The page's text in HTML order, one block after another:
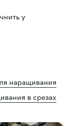
у
наращивания
в срезах